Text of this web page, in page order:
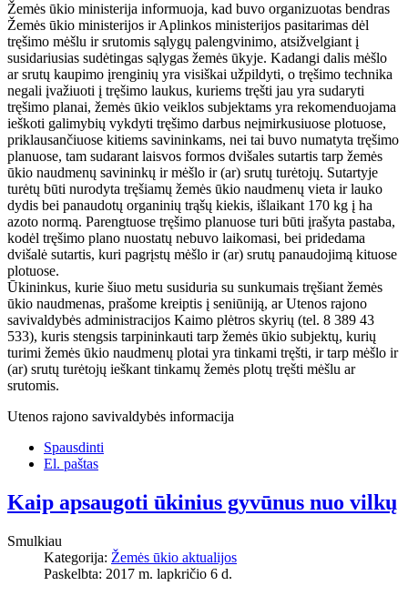
Žemės ūkio ministerija informuoja, kad buvo organizuotas bendras
Žemės ūkio ministerijos ir Aplinkos ministerijos pasitarimas dėl
tręšimo mėšlu ir srutomis sąlygų palengvinimo, atsižvelgiant į
susidariusias sudėtingas sąlygas žemės ūkyje. Kadangi dalis mėšlo
ar srutų kaupimo įrenginių yra visiškai užpildyti, o tręšimo technika
negali įvažiuoti į tręšimo laukus, kuriems tręšti jau yra sudaryti
tręšimo planai, žemės ūkio veiklos subjektams yra rekomenduojama
ieškoti galimybių vykdyti tręšimo darbus neįmirkusiuose plotuose,
priklausančiuose kitiems savininkams, nei tai buvo numatyta tręšimo
planuose, tam sudarant laisvos formos dvišales sutartis tarp žemės
ūkio naudmenų savininkų ir mėšlo ir (ar) srutų turėtojų. Sutartyje
turėtų būti nurodyta tręšiamų žemės ūkio naudmenų vieta ir lauko
dydis bei panaudotų organinių trąšų kiekis, išlaikant 170 kg į ha
azoto normą. Parengtuose tręšimo planuose turi būti įrašyta pastaba,
kodėl tręšimo plano nuostatų nebuvo laikomasi, bei pridedama
dvišalė sutartis, kuri pagrįstų mėšlo ir (ar) srutų panaudojimą kituose
plotuose.
Ūkininkus, kurie šiuo metu susiduria su sunkumais tręšiant žemės
ūkio naudmenas, prašome kreiptis į seniūniją, ar Utenos rajono
savivaldybės administracijos Kaimo plėtros skyrių (tel. 8 389 43
533), kuris stengsis tarpininkauti tarp žemės ūkio subjektų, kurių
turimi žemės ūkio naudmenų plotai yra tinkami tręšti, ir tarp mėšlo ir
(ar) srutų turėtojų ieškant tinkamų žemės plotų tręšti mėšlu ar
srutomis.
Utenos rajono savivaldybės informacija
Spausdinti
El. paštas
Kaip apsaugoti ūkinius gyvūnus nuo vilkų
Smulkiau
Kategorija: Žemės ūkio aktualijos
Paskelbta: 2017 m. lapkričio 6 d.